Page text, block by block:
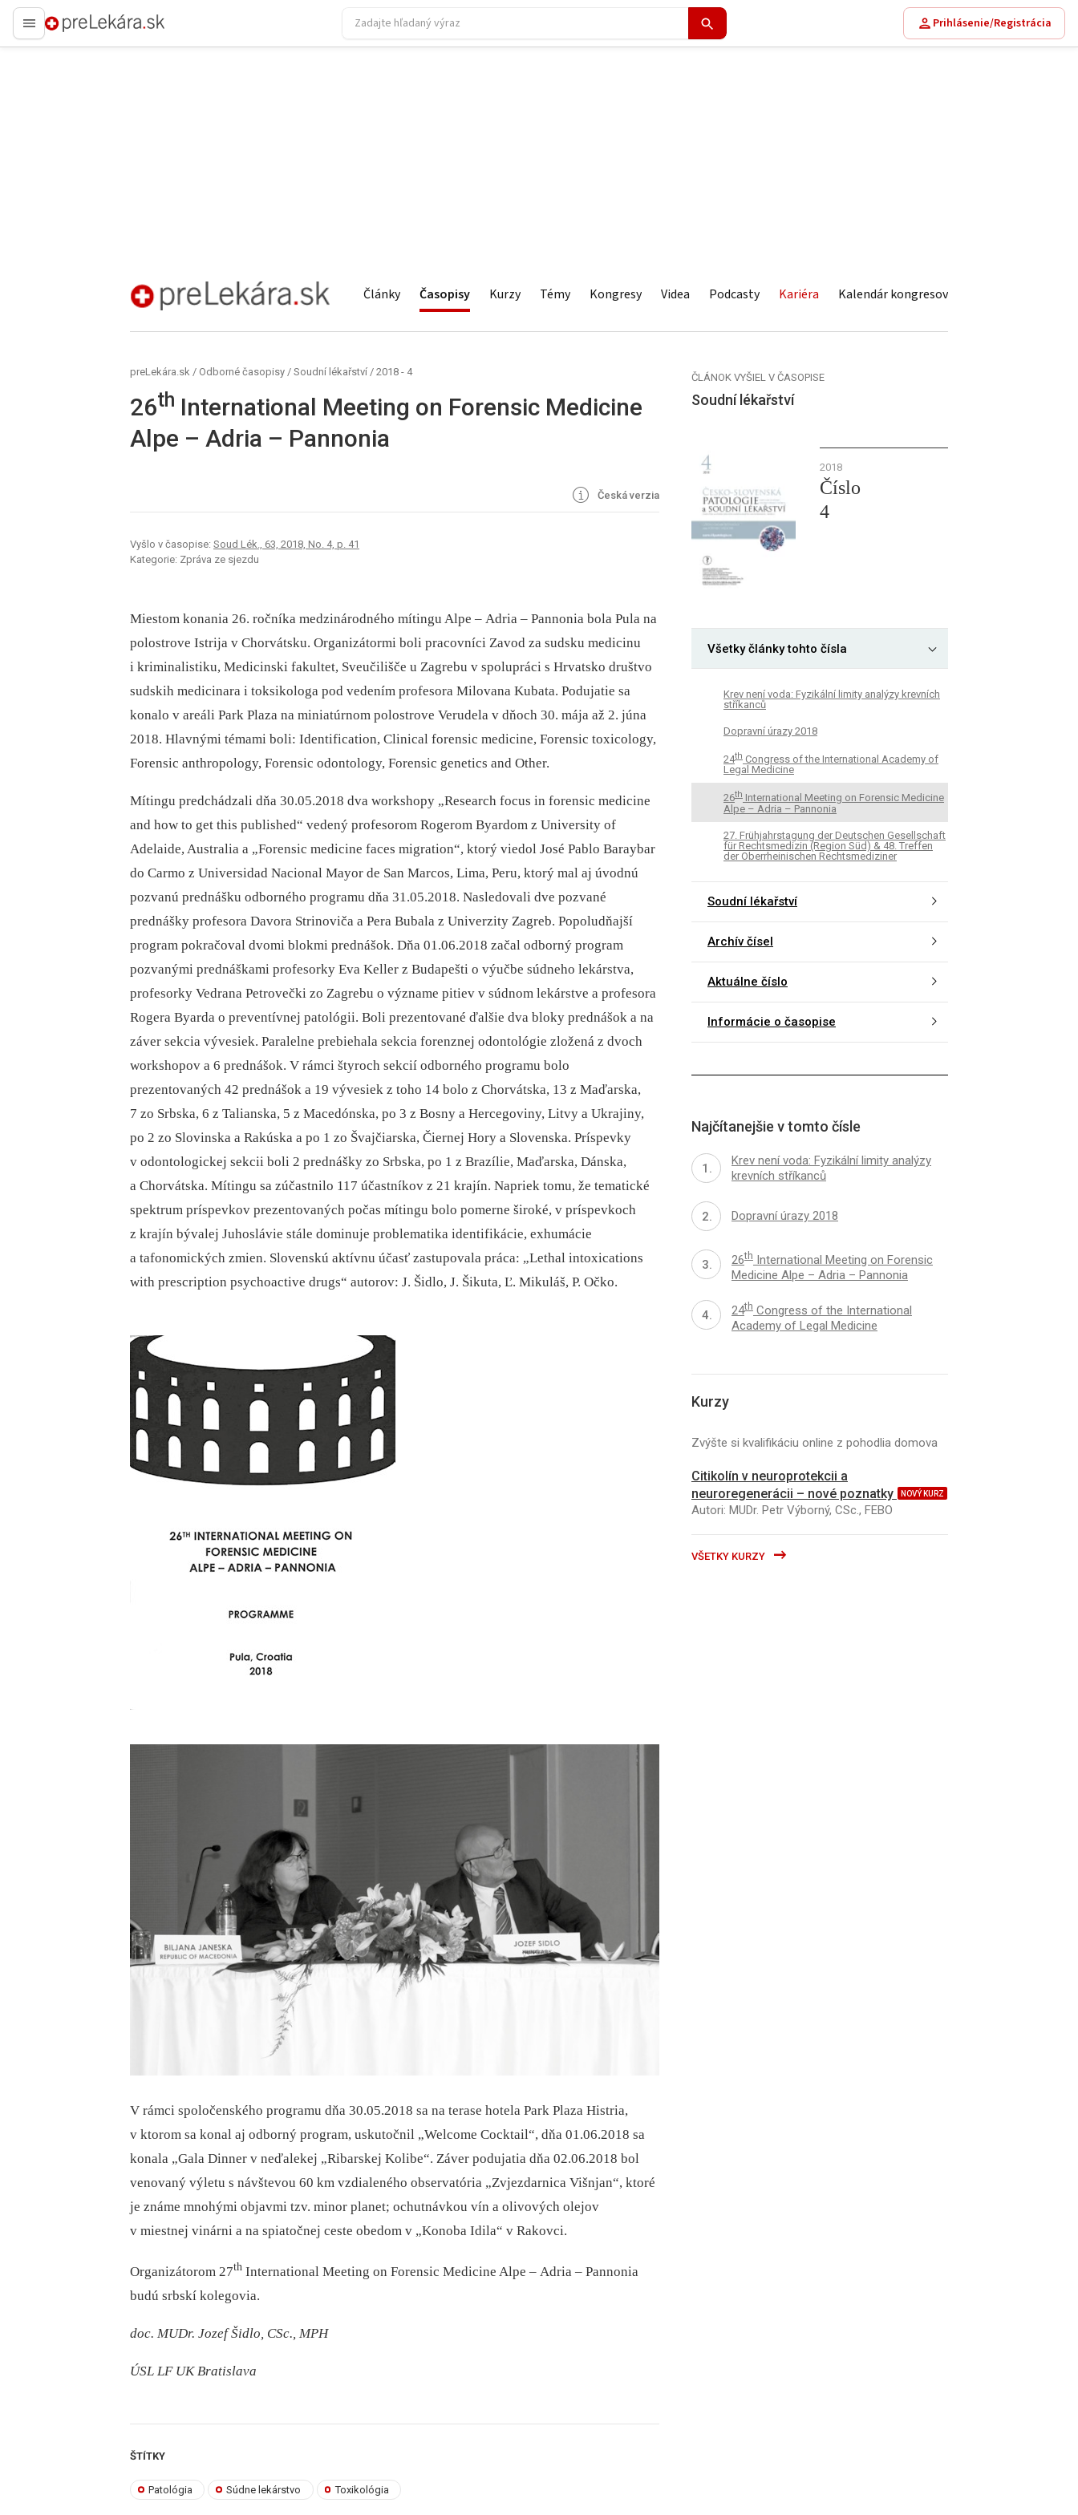
preLekára.sk
Prihlásenie/Registrácia
preLekára.sk Články Časopisy Kurzy Témy Kongresy Videa Podcasty Kariéra Kalendár kongresov
preLekára.sk / Odborné časopisy / Soudní lékařství / 2018 - 4
26th International Meeting on Forensic Medicine
Alpe – Adria – Pannonia
Česká verzia
Vyšlo v časopise: Soud Lék., 63, 2018, No. 4, p. 41
Kategorie: Zpráva ze sjezdu
Miestom konania 26. ročníka medzinárodného mítingu Alpe –⁠ Adria –⁠ Pannonia bola Pula na
polostrove Istrija v Chorvátsku. Organizátormi boli pracovníci Zavod za sudsku medicinu
i kriminalistiku, Medicinski fakultet, Sveučilišče u Zagrebu v spolupráci s Hrvatsko društvo
sudskih medicinara i toksikologa pod vedením profesora Milovana Kubata. Podujatie sa
konalo v areáli Park Plaza na miniatúrnom polostrove Verudela v dňoch 30. mája až 2. júna
2018. Hlavnými témami boli: Identification, Clinical forensic medicine, Forensic toxicology,
Forensic anthropology, Forensic odontology, Forensic genetics and Other.
Mítingu predchádzali dňa 30.05.2018 dva workshopy „Research focus in forensic medicine
and how to get this published“ vedený profesorom Rogerom Byardom z University of
Adelaide, Australia a „Forensic medicine faces migration“, ktorý viedol José Pablo Baraybar
do Carmo z Universidad Nacional Mayor de San Marcos, Lima, Peru, ktorý mal aj úvodnú
pozvanú prednášku odborného programu dňa 31.05.2018. Nasledovali dve pozvané
prednášky profesora Davora Strinoviča a Pera Bubala z Univerzity Zagreb. Popoludňajší
program pokračoval dvomi blokmi prednášok. Dňa 01.06.2018 začal odborný program
pozvanými prednáškami profesorky Eva Keller z Budapešti o výučbe súdneho lekárstva,
profesorky Vedrana Petrovečki zo Zagrebu o význame pitiev v súdnom lekárstve a profesora
Rogera Byarda o preventívnej patológii. Boli prezentované ďalšie dva bloky prednášok a na
záver sekcia vývesiek. Paralelne prebiehala sekcia forenznej odontológie zložená z dvoch
workshopov a 6 prednášok. V rámci štyroch sekcií odborného programu bolo
prezentovaných 42 prednášok a 19 vývesiek z toho 14 bolo z Chorvátska, 13 z Maďarska,
7 zo Srbska, 6 z Talianska, 5 z Macedónska, po 3 z Bosny a Hercegoviny, Litvy a Ukrajiny,
po 2 zo Slovinska a Rakúska a po 1 zo Švajčiarska, Čiernej Hory a Slovenska. Príspevky
v odontologickej sekcii boli 2 prednášky zo Srbska, po 1 z Brazílie, Maďarska, Dánska,
a Chorvátska. Mítingu sa zúčastnilo 117 účastníkov z 21 krajín. Napriek tomu, že tematické
spektrum príspevkov prezentovaných počas mítingu bolo pomerne široké, v príspevkoch
z krajín bývalej Juhoslávie stále dominuje problematika identifikácie, exhumácie
a tafonomických zmien. Slovenskú aktívnu účasť zastupovala práca: „Lethal intoxications
with prescription psychoactive drugs“ autorov: J. Šidlo, J. Šikuta, Ľ. Mikuláš, P. Očko.
V rámci spoločenského programu dňa 30.05.2018 sa na terase hotela Park Plaza Histria,
v ktorom sa konal aj odborný program, uskutočnil „Welcome Cocktail“, dňa 01.06.2018 sa
konala „Gala Dinner v neďalekej „Ribarskej Kolibe“. Záver podujatia dňa 02.06.2018 bol
venovaný výletu s návštevou 60 km vzdialeného observatória „Zvjezdarnica Višnjan“, ktoré
je známe mnohými objavmi tzv. minor planet; ochutnávkou vín a olivových olejov
v miestnej vinárni a na spiatočnej ceste obedom v „Konoba Idila“ v Rakovci.
Organizátorom 27th International Meeting on Forensic Medicine Alpe –⁠ Adria –⁠ Pannonia
budú srbskí kolegovia.
doc. MUDr. Jozef Šidlo, CSc., MPH
ÚSL LF UK Bratislava
ŠTÍTKY
Patológia Súdne lekárstvo Toxikológia
ČLÁNOK VYŠIEL V ČASOPISE
Soudní lékařství
2018
Číslo
4
Všetky články tohto čísla
Krev není voda: Fyzikální limity analýzy krevních
stříkanců
Dopravní úrazy 2018
24th Congress of the International Academy of
Legal Medicine
26th International Meeting on Forensic Medicine
Alpe – Adria – Pannonia
27. Frühjahrstagung der Deutschen Gesellschaft
für Rechtsmedizin (Region Süd) & 48. Treffen
der Oberrheinischen Rechtsmediziner
Soudní lékařství
Archív čísel
Aktuálne číslo
Informácie o časopise
Najčítanejšie v tomto čísle
Krev není voda: Fyzikální limity analýzy
krevních stříkanců
Dopravní úrazy 2018
26thInternational Meeting on Forensic
Medicine Alpe – Adria – Pannonia
24thCongress of the International
Academy of Legal Medicine
Kurzy
Zvýšte si kvalifikáciu online z pohodlia domova
Citikolín v neuroprotekcii a
neuroregenerácii – nové poznatky
NOVÝ KURZ
Autori: MUDr. Petr Výborný, CSc., FEBO
VŠETKY KURZY